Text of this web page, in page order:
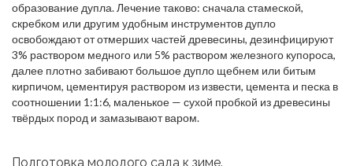
образование дупла. Лечение таково: сначала стамеской,
скребком или другим удобным инструментов дупло
освобождают от отмерших частей древесины, дезинфицируют
3% раствором медного или 5% раствором железного купороса,
далее плотно забивают большое дупло щебнем или битым
кирпичом, цементируя раствором из извести, цемента и песка в
соотношении 1:1:6, маленькое — сухой пробкой из древесины
твёрдых пород и замазывают варом.
Подготовка молодого сада к зиме.